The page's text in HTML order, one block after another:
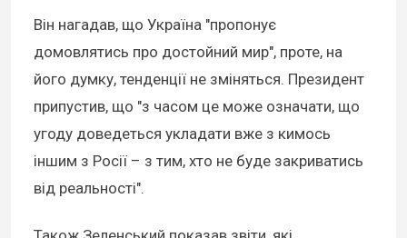
Він нагадав, що Україна "пропонує
домовлятись про достойний мир", проте, на
його думку, тенденції не зміняться. Президент
припустив, що "з часом це може означати, що
угоду доведеться укладати вже з кимось
іншим з Росії – з тим, хто не буде закриватись
від реальності".